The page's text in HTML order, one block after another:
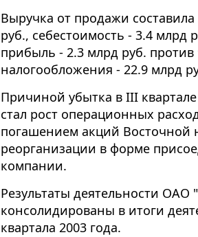
Выручка от продажи
руб., себестоимость - 3.4 млрд
прибыль - 2.3 млрд руб.
налогообложения - 22.9 млрд
Причиной убытка в III
стал рост операционных
погашением акций Восточной
реорганизации в форме
компании.
Результаты деятельности ОАО
консолидированы в итоги
квартала 2003 года.